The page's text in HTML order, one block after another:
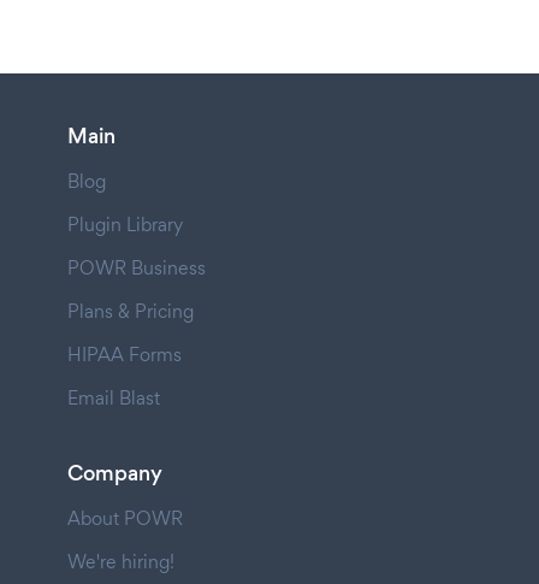
Main
Blog
Plugin Library
POWR Business
Plans & Pricing
HIPAA Forms
Email Blast
Company
About POWR
We're hiring!